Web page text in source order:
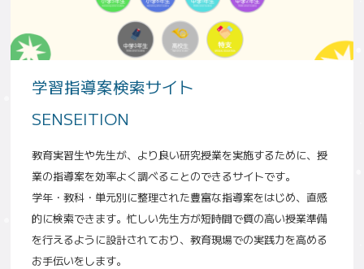
学習指導案検索サイト
SENSEITION
教育実習生や先生が、より良い研究授業を実施するために、授
業の指導案を効率よく調べることのできるサイトです。
学年・教科・単元別に整理された豊富な指導案をはじめ、直感
的に検索できます。忙しい先生方が短時間で質の高い授業準備
を行えるように設計されており、教育現場での実践力を高める
お手伝いをします。